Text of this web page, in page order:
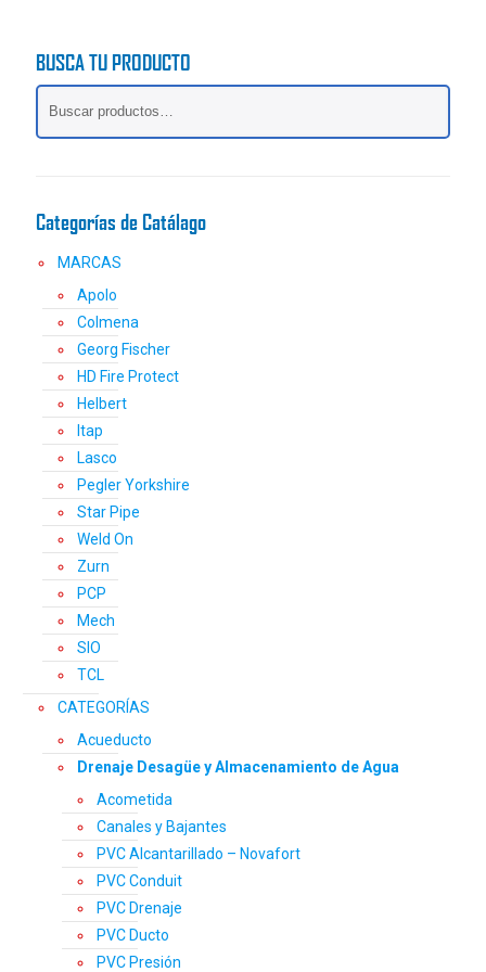
BUSCA TU PRODUCTO
Categorías de Catálago
MARCAS
Apolo
Colmena
Georg Fischer
HD Fire Protect
Helbert
Itap
Lasco
Pegler Yorkshire
Star Pipe
Weld On
Zurn
PCP
Mech
SIO
TCL
CATEGORÍAS
Acueducto
Drenaje Desagüe y Almacenamiento de Agua
Acometida
Canales y Bajantes
PVC Alcantarillado – Novafort
PVC Conduit
PVC Drenaje
PVC Ducto
PVC Presión